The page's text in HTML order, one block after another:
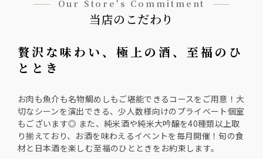
Our Store's Commitment
当店のこだわり
贅沢な味わい、極上の酒、至福のひ
ととき
お肉も魚介も名物鯛めしもご堪能できるコースをご用意！大
切なシーンを演出できる、少人数様向けのプライベート個室
もございます◎ また、純米酒や純米大吟醸を40種類以上取
り揃えており、お酒を味わえるイベントを毎月開催！旬の食
材と日本酒を楽しむ至福のひとときをお約束します。